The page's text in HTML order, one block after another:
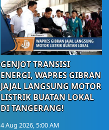
GENJOT TRANSISI
ENERGI, WAPRES GIBRAN
JAJAL LANGSUNG MOTOR
LISTRIK BUATAN LOKAL
DI TANGERANG!
4 Aug 2026, 5:00 AM